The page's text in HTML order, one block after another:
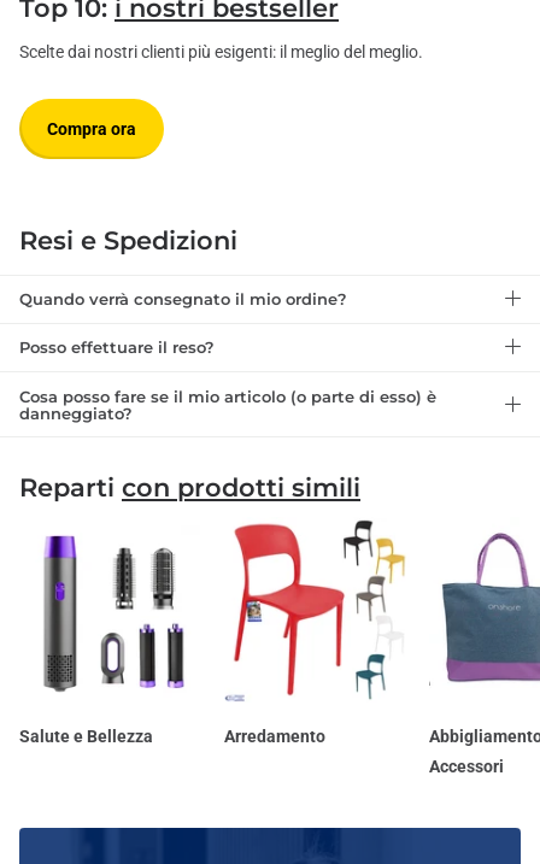
Top 10: i nostri bestseller
Scelte dai nostri clienti più esigenti: il meglio del meglio.
Compra ora
Resi e Spedizioni
Quando verrà consegnato il mio ordine?
Posso effettuare il reso?
Cosa posso fare se il mio articolo (o parte di esso) è
danneggiato?
Reparti con prodotti simili
Salute e Bellezza Arredamento
Accessori